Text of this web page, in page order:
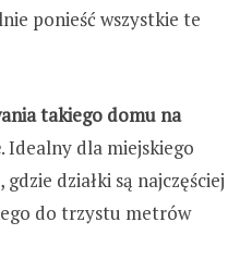
ponieść wszystkie te
takiego domu na
. Idealny dla miejskiego
działki są najczęściej
do trzystu metrów